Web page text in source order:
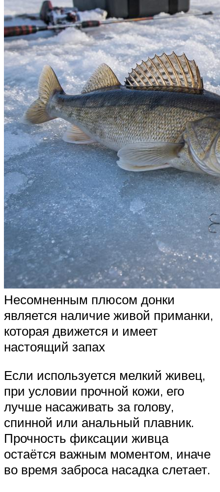
Несомненным плюсом донки
является наличие живой приманки,
которая движется и имеет
настоящий запах
Если используется мелкий живец,
при условии прочной кожи, его
лучше насаживать за голову,
спинной или анальный плавник.
Прочность фиксации живца
остаётся важным моментом, иначе
во время заброса насадка слетает.